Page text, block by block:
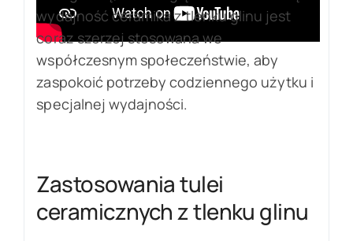
wydajność ceramika z tlenku glinu jest
coraz szerzej stosowana we
współczesnym społeczeństwie, aby
zaspokoić potrzeby codziennego użytku i
specjalnej wydajności.
Zastosowania tulei
ceramicznych z tlenku glinu